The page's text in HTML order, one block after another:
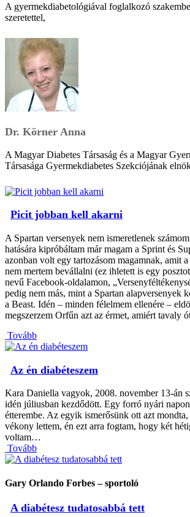
A gyermekdiabetológiával foglalkozó
szeretettel,
Dr. Körner Anna
A Magyar Diabetes Társaság és a Magyar
Társasága Gyermekdiabetes Szekciójának
Picit jobban kell akarni
A Spartan versenyek nem ismeretlenek
hatására kipróbáltam már magam a Sprint és
azonban volt egy tartozásom magamnak, amit
nem mertem bevállalni (ez ihletett is egy
nevű Facebook-oldalamon,
pedig nem más, mint a Spartan alapversenyek
a Beast. Idén – minden félelmem ellenére –
megszerzem Orfűn azt az érmet, amiért tavaly
Tovább
Az én diabéteszem
Kara Daniella vagyok, 2008. november 13-án
idén júliusban kezdődött. Egy forró nyári
étterembe. Az egyik ismerősünk ott azt
vékony lettem, én ezt arra fogtam, hogy két
voltam…
Tovább
Gary Orlando Forbes – sportoló
A diabétesz tudatosabbá tett